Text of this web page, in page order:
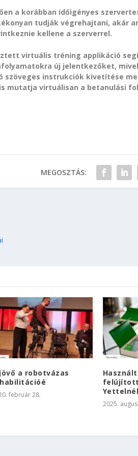
a korábban időigényes
tudják végrehajtani, akár
kellene a szerverrel.
virtuális tréning applikáció
új jelentkezőket,
szöveges instrukciók kivetítése
mutatja virtuálisan a betanulási
MEGOSZTÁS:
a robotvázas
február 28.
Yettelnél
2025.